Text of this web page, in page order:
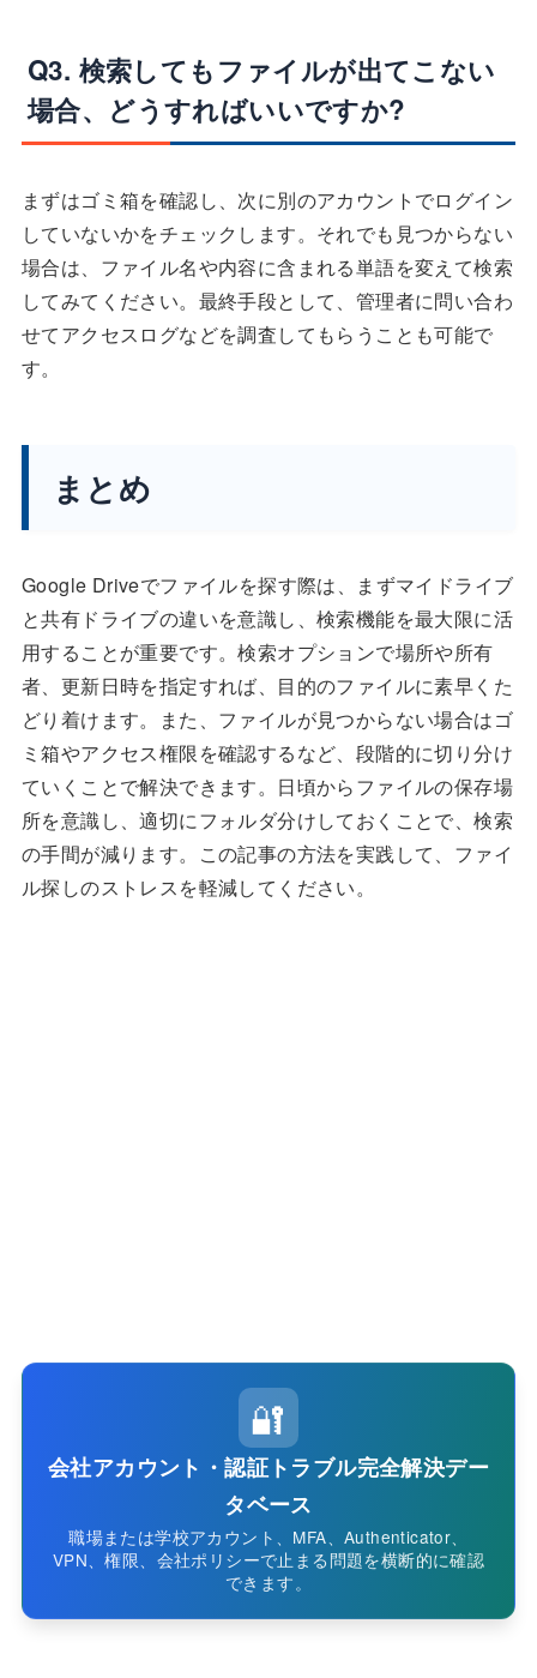
Q3. 検索してもファイルが出てこない
場合、どうすればいいですか?
まずはゴミ箱を確認し、次に別のアカウントでログイン
していないかをチェックします。それでも見つからない
場合は、ファイル名や内容に含まれる単語を変えて検索
してみてください。最終手段として、管理者に問い合わ
せてアクセスログなどを調査してもらうことも可能で
す。
まとめ
Google Driveでファイルを探す際は、まずマイドライブ
と共有ドライブの違いを意識し、検索機能を最大限に活
用することが重要です。検索オプションで場所や所有
者、更新日時を指定すれば、目的のファイルに素早くた
どり着けます。また、ファイルが見つからない場合はゴ
ミ箱やアクセス権限を確認するなど、段階的に切り分け
ていくことで解決できます。日頃からファイルの保存場
所を意識し、適切にフォルダ分けしておくことで、検索
の手間が減ります。この記事の方法を実践して、ファイ
ル探しのストレスを軽減してください。
🔐
会社アカウント・認証トラブル完全解決デー
タベース
職場または学校アカウント、MFA、Authenticator、
VPN、権限、会社ポリシーで止まる問題を横断的に確認
できます。